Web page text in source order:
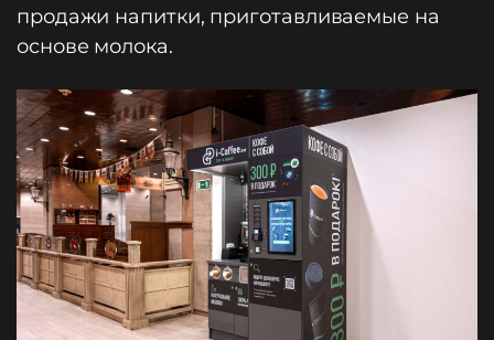
продажи напитки, приготавливаемые на
основе молока.